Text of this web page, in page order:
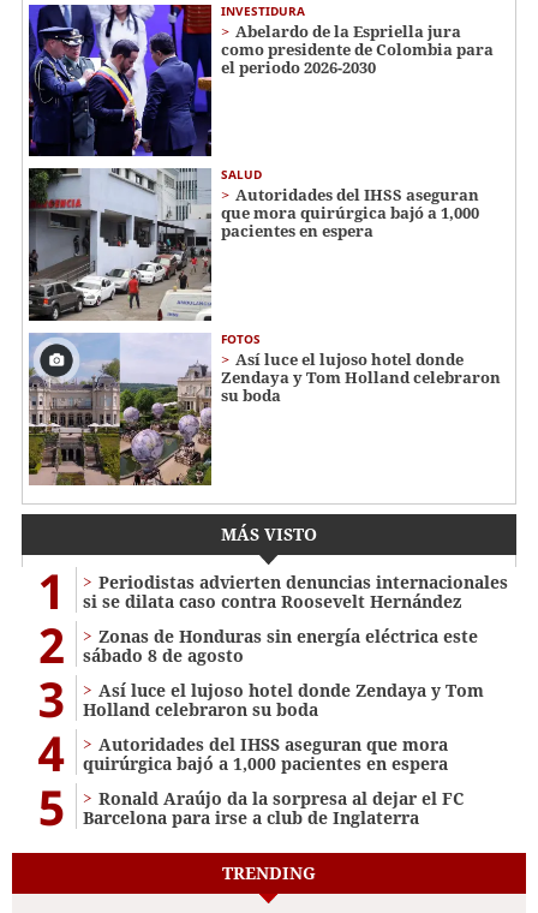
INVESTIDURA
Abelardo de la Espriella jura
como presidente de Colombia para
el periodo 2026-2030
SALUD
Autoridades del IHSS aseguran
que mora quirúrgica bajó a 1,000
pacientes en espera
FOTOS
Así luce el lujoso hotel donde
Zendaya y Tom Holland celebraron
su boda
MÁS VISTO
1
Periodistas advierten denuncias internacionales
si se dilata caso contra Roosevelt Hernández
2
Zonas de Honduras sin energía eléctrica este
sábado 8 de agosto
3
Así luce el lujoso hotel donde Zendaya y Tom
Holland celebraron su boda
4
Autoridades del IHSS aseguran que mora
quirúrgica bajó a 1,000 pacientes en espera
5
Ronald Araújo da la sorpresa al dejar el FC
Barcelona para irse a club de Inglaterra
TRENDING